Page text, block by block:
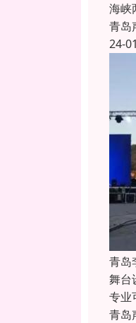
海峡
青岛
24-
青岛
舞台
专业
青岛